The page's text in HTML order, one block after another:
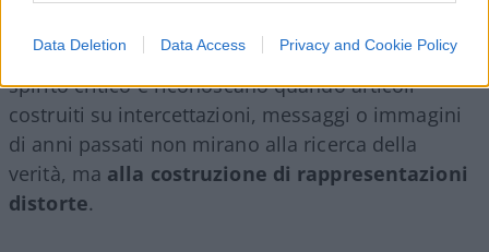
Data Deletion Data Access Privacy and Cookie Policy
proprie preferenze politiche, mantengano uno
spirito critico e riconoscano quando articoli
costruiti su intercettazioni, messaggi o immagini
di anni passati non mirano alla ricerca della
verità, ma alla costruzione di rappresentazioni
distorte.